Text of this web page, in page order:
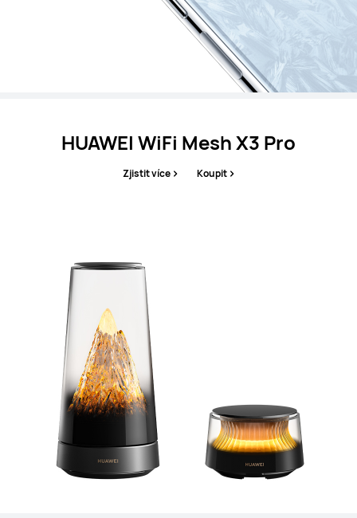
HUAWEI WiFi Mesh X3 Pro
Zjistit více Koupit